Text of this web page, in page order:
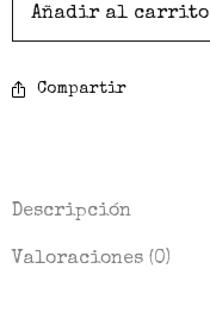
Añadir al carrito
Compartir
Descripción
Valoraciones (0)